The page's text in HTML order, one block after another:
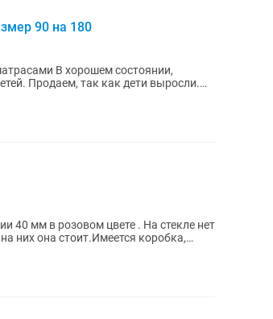
90 на 180
В хорошем состоянии,
40 мм в розовом цвете . На стекле нет
них она стоит.Имеется коробка,